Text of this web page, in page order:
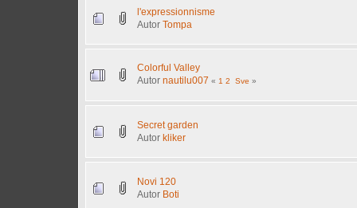
l'expressionnisme
Autor Tompa
Colorful Valley
Autor nautilu007 « 1 2 Sve »
Secret garden
Autor kliker
Novi 120
Autor Boti